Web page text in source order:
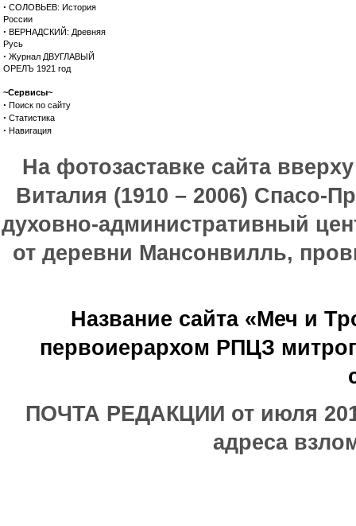
· СОЛОВЬЕВ: История
России
· ВЕРНАДСКИЙ: Древняя
Русь
· Журнал ДВУГЛАВЫЙ
ОРЕЛЪ 1921 год
~Сервисы~
· Поиск по сайту
· Статистика
· Навигация
На фотозаставке сайта
Виталия (1910 – 2006) Спасо-
духовно-административный
от деревни Мансонвилль,
Название сайта «Меч и
первоиерархом РПЦЗ
ПОЧТА РЕДАКЦИИ от июля
адреса